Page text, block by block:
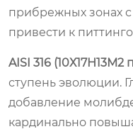
прибрежных зонах
привести к
AISI 316 (10Х17Н13М2
ступень эволюции.
добавление
кардинально